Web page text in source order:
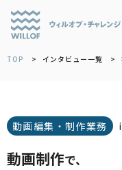
TOP インタビュー一覧
動画編集・制作業務
動画制作で、